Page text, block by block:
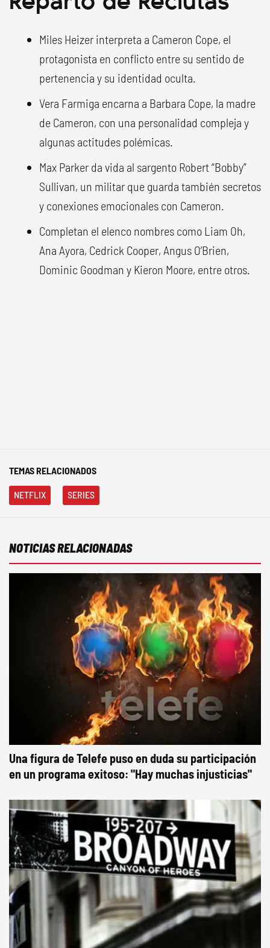
Miles Heizer interpreta a Cameron Cope, el
protagonista en conflicto entre su sentido de
pertenencia y su identidad oculta.
Vera Farmiga encarna a Barbara Cope, la madre
de Cameron, con una personalidad compleja y
algunas actitudes polémicas.
Max Parker da vida al sargento Robert “Bobby”
Sullivan, un militar que guarda también secretos
y conexiones emocionales con Cameron.
Completan el elenco nombres como Liam Oh,
Ana Ayora, Cedrick Cooper, Angus O’Brien,
Dominic Goodman y Kieron Moore, entre otros.
TEMAS RELACIONADOS
NETFLIX SERIES
NOTICIAS RELACIONADAS
Una figura de Telefe puso en duda su participación
en un programa exitoso: "Hay muchas injusticias"